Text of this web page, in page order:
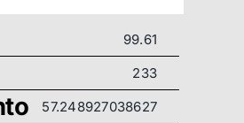
99.61
233
57.248927038627